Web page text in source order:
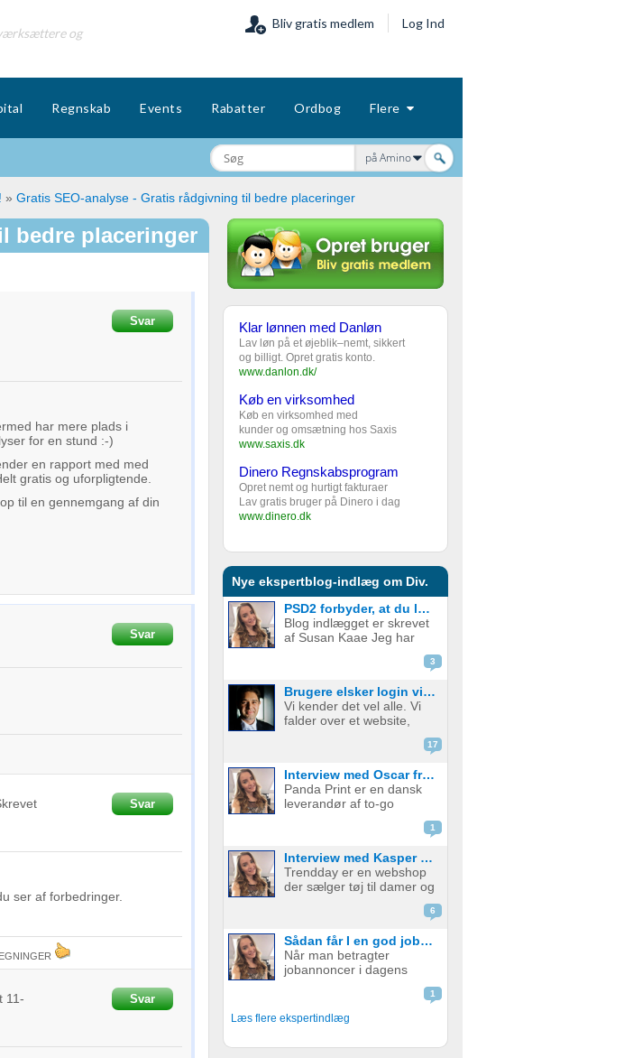
og
Bliv gratis medlem Log Ind
Regnskab Events Rabatter Ordbog Flere
på Amino
» Gratis SEO-analyse - Gratis rådgivning til bedre placeringer
bedre placeringer
Svar
har mere plads i
for en stund :-)
en rapport med med
gratis og uforpligtende.
til en gennemgang af din
Svar
Svar
ser af forbedringer.
11-
Svar
Klar lønnen med Danløn
Lav løn på et øjeblik–nemt, sikkert
og billigt. Opret gratis konto.
www.danlon.dk/
Køb en virksomhed
Køb en virksomhed med
kunder og omsætning hos Saxis
www.saxis.dk
Dinero Regnskabsprogram
Opret nemt og hurtigt fakturaer
Lav gratis bruger på Dinero i dag
www.dinero.dk
Nye ekspertblog-indlæg om Div.
PSD2 forbyder, at du lægger kortgebyret ud til dine kunder fra 1. januar 2018
Blog indlægget er skrevet
af Susan Kaae Jeg har
arbejdet med eCommerce
siden 2000 og med online
stillinger med titler som
Chief Product
Officer/CPO, Sales
3
Brugere elsker login via sociale medier
Vi kender det vel alle. Vi
falder over et website,
ved at være der, lige ved
at have gennemført
signup, men hvad nu? Jeg
17
Interview med Oscar fra Panda Print
Panda Print er en dansk
leverandør af to-go
emballage - med og uden
print. Firmaet startede i år
papkrus med tryk, men
har siden udvidet
sortimentet og tilbyder nu
1
Interview med Kasper fra Trendday
Trendday er en webshop
der sælger tøj til damer og
Bag Trendday er de to
unge iværksættere
Camilla og Kasper. I dette
6
Sådan får I en god jobannonce
Når man betragter
jobannoncer i dagens
personlige og faglige
kompetencer. En
1
Læs flere ekspertindlæg